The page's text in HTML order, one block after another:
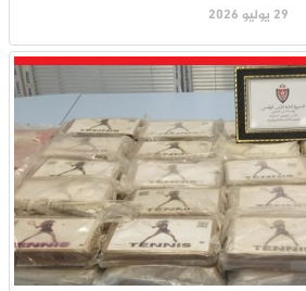
29 يوليو 2026